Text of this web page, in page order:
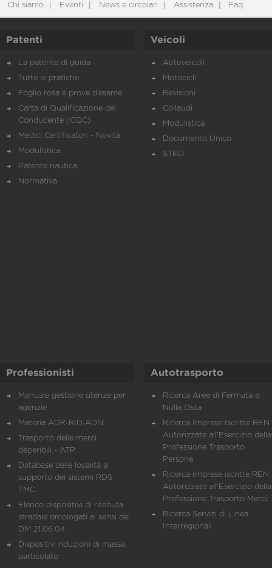
Chi siamo Eventi News e circolari Assistenza Faq
Patenti
La patente di guida
Tutte le pratiche
Foglio rosa e prove d’esame
Carta di Qualificazione del
Conducente (CQC)
Medici Certificatori - Novità
Modulistica
Patente nautica
Normativa
Veicoli
Autoveicoli
Motocicli
Revisioni
Collaudi
Modulistica
Documento Unico
STED
Professionisti
Manuale gestione utenze per
agenzie
Materia ADR-RID-ADN
Trasporto delle merci
deperibili - ATP
Database delle località a
supporto dei sistemi RDS
TMC
Elenco dispositivi di ritenuta
stradale omologati ai sensi del
DM 21.06.04
Dispositivi riduzioni di massa
particolato
Autotrasporto
Ricerca Aree di Fermata e
Nulla Osta
Ricerca Imprese Iscritte REN
Autorizzate all'Esercizio della
Professione Trasporto
Persone
Ricerca Imprese iscritte REN
Autorizzate all'Esercizio della
Professione Trasporto Merci
Ricerca Servizi di Linea
Interregionali